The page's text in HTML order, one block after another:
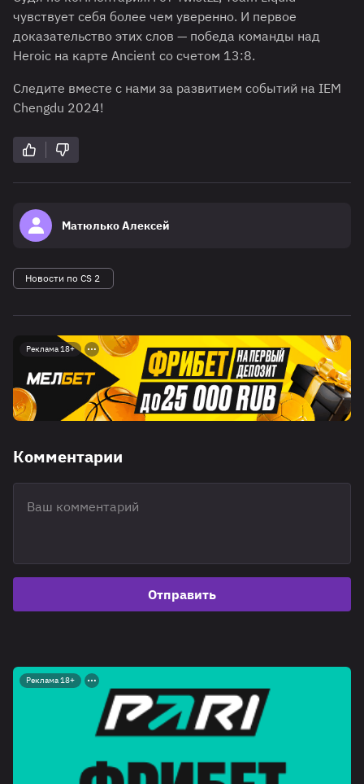
чувствует себя более чем уверенно. И первое
доказательство этих слов — победа команды над
Heroic на карте Ancient со счетом 13:8.
Следите вместе с нами за развитием событий на IEM
Chengdu 2024!
Матюлько Алексей
Новости по CS 2
Реклама 18+
Комментарии
Отправить
Реклама 18+